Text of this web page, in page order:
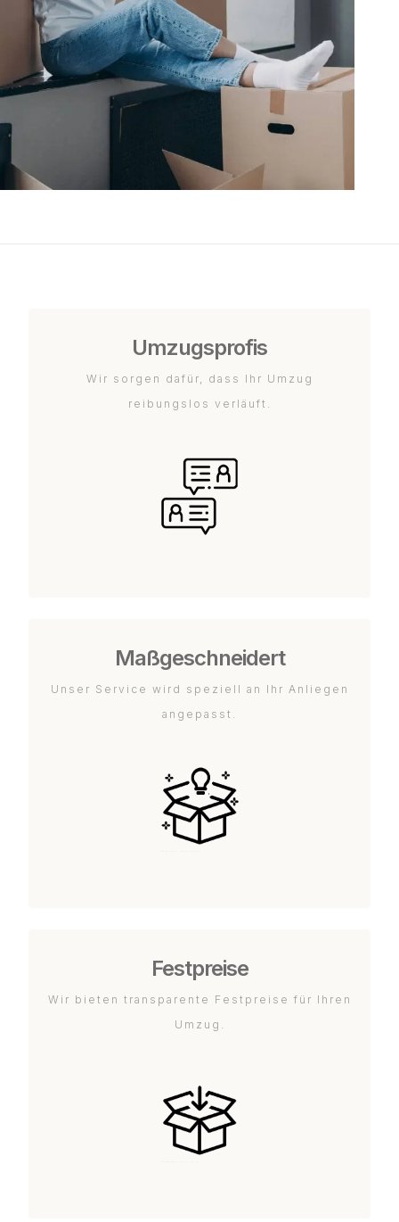
Umzugsprofis
Wir sorgen dafür, dass Ihr Umzug
reibungslos verläuft.
Maßgeschneidert
Unser Service wird speziell an Ihr Anliegen
angepasst.
Festpreise
Wir bieten transparente Festpreise für Ihren
Umzug.